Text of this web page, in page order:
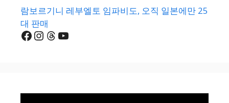
람보르기니 레부엘토 임파비도, 오직 일본에만 25
대 판매
Facebook
Instagram
Threads
YouTube